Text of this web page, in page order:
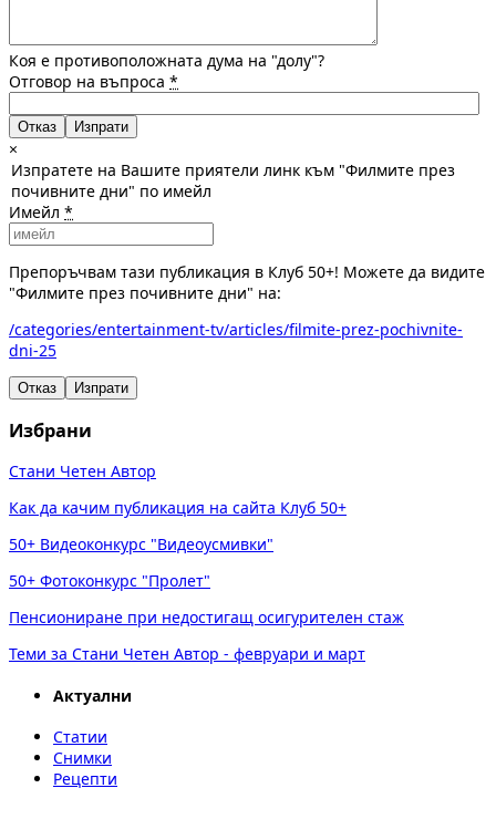
Коя е противоположната дума на "долу"?
Отговор на въпроса *
Отказ
×
Изпратете на Вашите приятели линк към "Филмите през
почивните дни" по имейл
Имейл *
Препоръчвам тази публикация в Клуб 50+! Можете да видите
"Филмите през почивните дни" на:
/categories/entertainment-tv/articles/filmite-prez-pochivnite-
dni-25
Отказ Изпрати
Избрани
Стани Четен Автор
Как да качим публикация на сайта Клуб 50+
50+ Видеоконкурс "Видеоусмивки"
50+ Фотоконкурс "Пролет"
Пенсиониране при недостигащ осигурителен стаж
Теми за Стани Четен Автор - февруари и март
Актуални
Статии
Снимки
Рецепти